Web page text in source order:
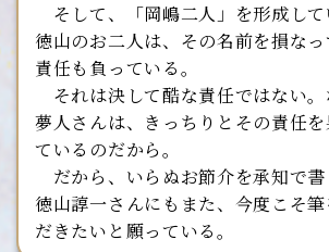
そして、「岡嶋二人」を形成して
徳山のお二人は、その名前を損な
責任も負っている。
それは決して酷な責任ではない
夢人さんは、きっちりとその責任
ているのだから。
だから、いらぬお節介を承知で
徳山諄一さんにもまた、今度こそ
だきたいと願っている。